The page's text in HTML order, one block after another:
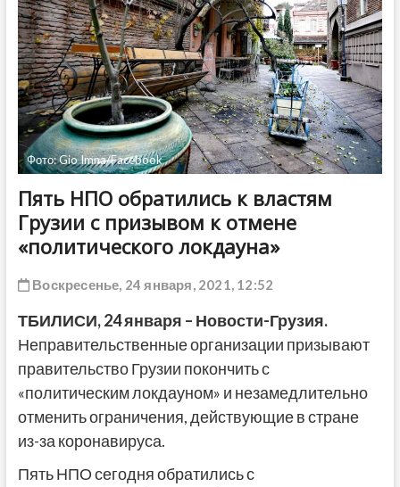
Фото: Gio Imna/Facebook
Пять НПО обратились к властям
Грузии с призывом к отмене
«политического локдауна»
Воскресенье, 24 января, 2021, 12:52
ТБИЛИСИ, 24 января – Новости-Грузия.
Неправительственные организации призывают
правительство Грузии покончить с
«политическим локдауном» и незамедлительно
отменить ограничения, действующие в стране
из-за коронавируса.
Пять НПО сегодня обратились с